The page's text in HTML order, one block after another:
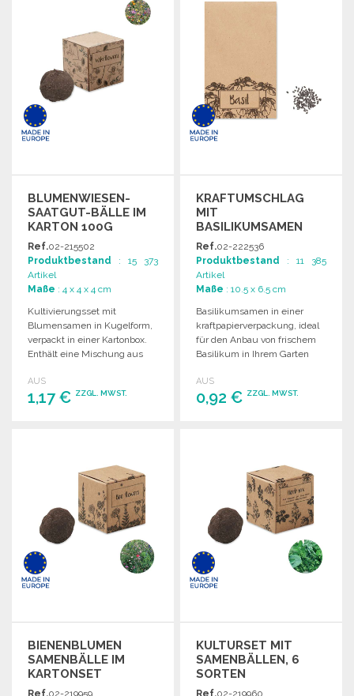
Angebot anfordern Angebot anfordern
BLUMENWIESEN-
SAATGUT-BÄLLE IM
KARTON 100G
Ref.02-215502
Produktbestand : 15 373
Artikel
Maße : 4 x 4 x 4 cm
Kultivierungsset mit
Blumensamen in Kugelform,
verpackt in einer Kartonbox.
Enthält eine Mischung aus
Hergestellt in der EU.
AUS
1,17 € ZZGL. MWST.
KRAFTUMSCHLAG
MIT
BASILIKUMSAMEN
20G ZU
GROSSHANDELSPREISEN
Ref.02-222536
Produktbestand : 11 385
Artikel
Maße : 10.5 x 6.5 cm
Basilikumsamen in einer
kraftpapierverpackung, ideal
für den Anbau von frischem
Basilikum in Ihrem Garten
AUS
0,92 € ZZGL. MWST.
BIENENBLUMEN
SAMENBÄLLE IM
KARTONSET
KULTURSET MIT
SAMENBÄLLEN, 6
SORTEN